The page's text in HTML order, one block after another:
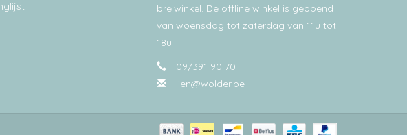
breiwinkel. De offline winkel is geopend
van woensdag tot zaterdag van 11u tot
18u.
09/391 90 70
lien@wolder.be